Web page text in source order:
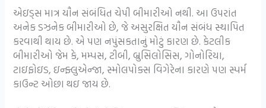
એઇડ્સ માત્ર યૌન સંબંધિત ચેપી બીમારીઓ નથી. આ ઉપરાંત
અનેક ડઝનેક બીમારીઓ છે, જે અસુરક્ષિત યૌન સંબંધ સ્થાપિત
કરવાથી થાય છે. એ પણ નપુંસકતાનું મોટું કારણ છે. કેટલીક
બીમારીઓ જેમ કે, મમ્પસ, ટીબી, બ્રુસિલોસિસ, ગોનોરિયા,
ટાઇફોઇડ, ઇન્ફ્લુએન્જા, સ્મોલપોક્સ વિગેરેના કારણે પણ સ્પર્મ
કાઉન્ટ ઓછા થઇ જાય છે.